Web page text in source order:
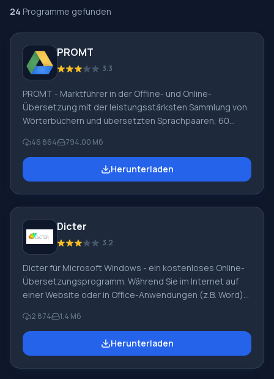
Alle Übersetzer
24 Programme gefunden
PROMT
3.3
PROMT - Marktführer in der Offline- und Online-
Übersetzung mit der leistungsstärksten Sammlung von
Wörterbüchern und übersetzten Sprachpaaren, 60
Unternehmen, Entwickler von Übersetzungssystemen
für Privatanwender und Unternehmen. Die PROMT-
Software bietet Übersetzungen beliebiger Texte mit
russische Oberfläche oder E-Mails von einem
ausländischen Unternehmen.
46 864 794.00 Мб
Herunterladen
Dicter
3.2
Dicter für Microsoft Windows - ein kostenloses Online-
Übersetzungsprogramm. Während Sie im Internet auf
einer Website oder in Office-Anwendungen (z.B. Word)
Tastenkombination STRG+ALT drücken, und das
Programm liefert fast sofort eine Übersetzung des
ausgewählten Textes von der Ausgangssprache in eine
2 874 1.4 Мб
Herunterladen